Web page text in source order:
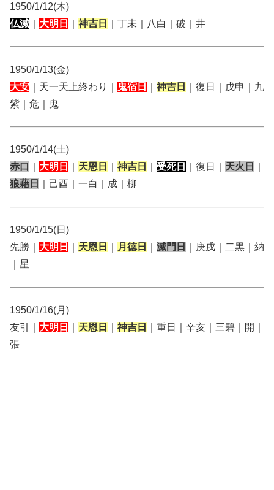
1950/1/12(木)
仏滅
大明日 神吉日 ｜丁未｜八白｜破｜井
1950/1/13(金)
大安 ｜天一天上終わり｜ 鬼宿日 神吉日
｜復日｜戊申｜九
紫｜危｜鬼
1950/1/14(土)
赤口
大明日 天恩日 神吉日 受死日 ｜復日｜ 天火日
狼藉日
｜己酉｜一白｜成｜柳
1950/1/15(日)
先勝｜ 大明日 天恩日 月徳日 滅門日
｜庚戌｜二黒｜納
｜星
1950/1/16(月)
友引｜ 大明日 天恩日 神吉日
｜重日｜辛亥｜三碧｜開｜
張